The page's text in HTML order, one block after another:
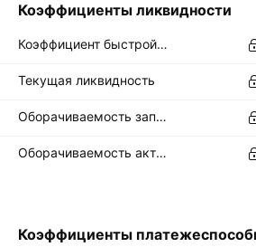
Коэффициенты ликвидности
Коэффициент быстрой ликвидности
Текущая ликвидность
Оборачиваемость запасов
Оборачиваемость активов
Коэффициенты